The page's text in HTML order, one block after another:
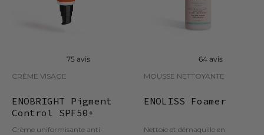
75 avis
CRÈME VISAGE
ENOBRIGHT Pigment
Control SPF50+
Crème uniformisante anti-
64 avis
MOUSSE NETTOYANTE
ENOLISS Foamer
Nettoie et démaquille en